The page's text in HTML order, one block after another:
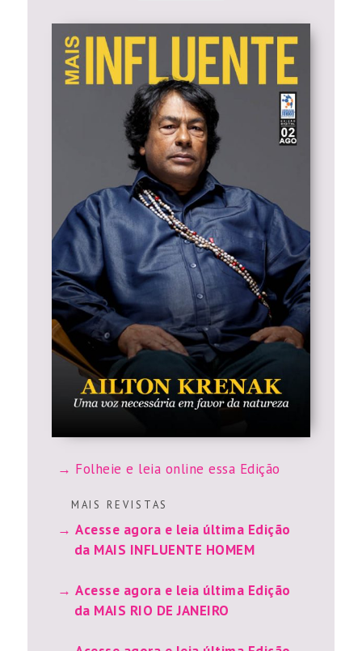
Folheie e leia online essa Edição
M A I S R E V I S T A S
Acesse agora e leia última Edição
da MAIS INFLUENTE HOMEM
Acesse agora e leia última Edição
da MAIS SAMPA
da ENJOY TRIP